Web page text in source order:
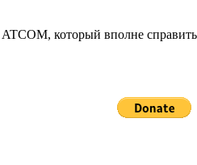
который вполне